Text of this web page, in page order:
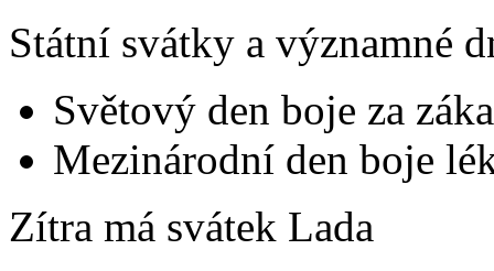
Státní svátky a významné
Světový den boje za
Mezinárodní den boje
Zítra má svátek Lada